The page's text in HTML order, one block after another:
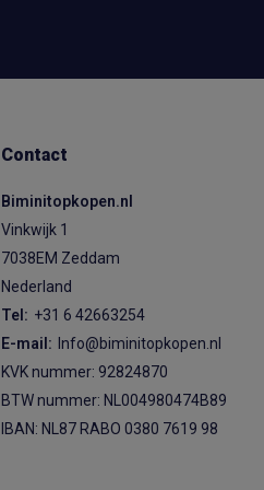
Contact
Biminitopkopen.nl
Vinkwijk 1
7038EM Zeddam
Nederland
Tel: +31 6 42663254
E-mail: Info@biminitopkopen.nl
KVK nummer: 92824870
BTW nummer: NL004980474B89
IBAN: NL87 RABO 0380 7619 98